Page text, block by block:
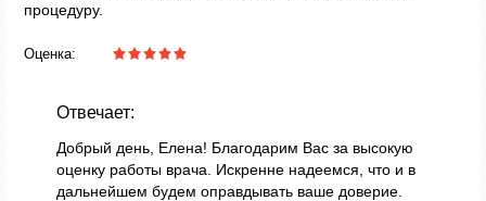
процедуру.
Оценка:
Отвечает:
Добрый день, Елена! Благодарим Вас за высокую
оценку работы врача. Искренне надеемся, что и в
дальнейшем будем оправдывать ваше доверие.